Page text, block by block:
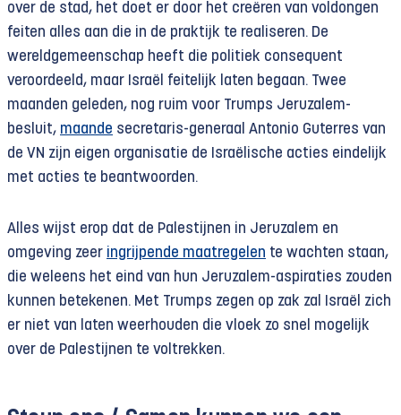
over de stad, het doet er door het creëren van voldongen
feiten alles aan die in de praktijk te realiseren. De
wereldgemeenschap heeft die politiek consequent
veroordeeld, maar Israël feitelijk laten begaan. Twee
maanden geleden, nog ruim voor Trumps Jeruzalem-
besluit, maande secretaris-generaal Antonio Guterres van
de VN zijn eigen organisatie de Israëlische acties eindelijk
met acties te beantwoorden.
Alles wijst erop dat de Palestijnen in Jeruzalem en
omgeving zeer ingrijpende maatregelen te wachten staan,
die weleens het eind van hun Jeruzalem-aspiraties zouden
kunnen betekenen. Met Trumps zegen op zak zal Israël zich
er niet van laten weerhouden die vloek zo snel mogelijk
over de Palestijnen te voltrekken.